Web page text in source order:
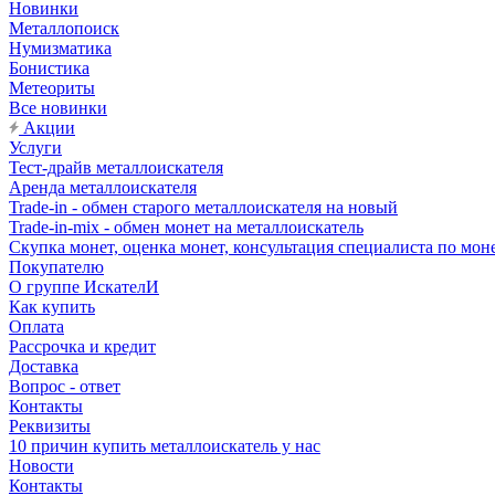
Новинки
Металлопоиск
Нумизматика
Бонистика
Метеориты
Все новинки
Акции
Услуги
Тест-драйв металлоискателя
Аренда металлоискателя
Trade-in - обмен старого металлоискателя на новый
Trade-in-mix - обмен монет на металлоискатель
Скупка монет, оценка монет, консультация специалиста по
Покупателю
О группе ИскателИ
Как купить
Оплата
Рассрочка и кредит
Доставка
Вопрос - ответ
Контакты
Реквизиты
10 причин купить металлоискатель у нас
Новости
Контакты